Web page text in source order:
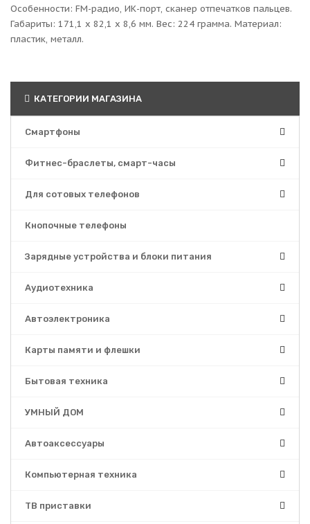
Особенности: FM-радио, ИК-порт, сканер отпечатков пальцев.
Габариты: 171,1 x 82,1 x 8,6 мм. Вес: 224 грамма. Материал:
пластик, металл.
КАТЕГОРИИ МАГАЗИНА
Смартфоны
Фитнес-браслеты, смарт-часы
Для сотовых телефонов
Кнопочные телефоны
Зарядные устройства и блоки питания
Аудиотехника
Автоэлектроника
Карты памяти и флешки
Бытовая техника
УМНЫЙ ДОМ
Автоаксессуары
Компьютерная техника
ТВ приставки